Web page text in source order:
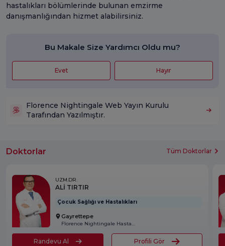
hastalıkları bölümlerinde bulunan emzirme
danışmanlığından hizmet alabilirsiniz.
Bu Makale Size Yardımcı Oldu mu?
Evet Hayır
Florence Nightingale Web Yayın Kurulu
Tarafından Yazılmıştır.
Doktorlar Tüm Doktorlar
UZM.DR.
ALİ TIRTIR
Çocuk Sağlığı ve Hastalıkları
Gayrettepe
Florence Nightingale Hastanesi
Randevu Al Profili Gör